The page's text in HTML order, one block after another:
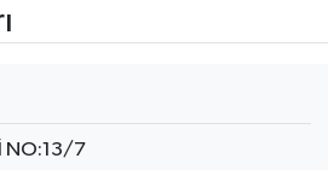
NO:13/7